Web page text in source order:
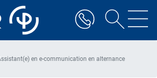
en e-communication en alternance